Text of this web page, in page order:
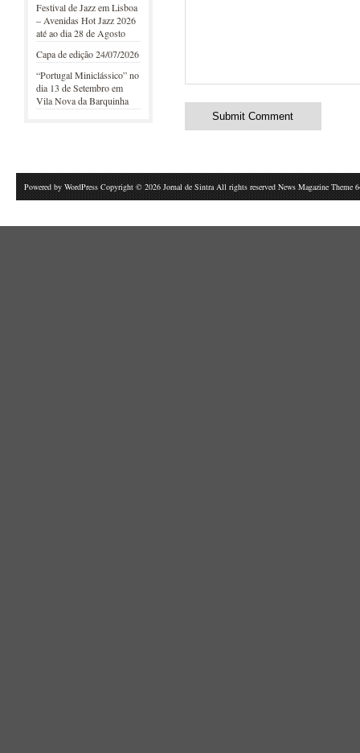
Festival de Jazz em Lisboa
– Avenidas Hot Jazz 2026
até ao dia 28 de Agosto
Capa de edição 24/07/2026
“Portugal Miniclássico” no
dia 13 de Setembro em
Vila Nova da Barquinha
Powered by WordPress Copyright © 2026 Jornal de Sintra All rights reserved News Magazine Theme